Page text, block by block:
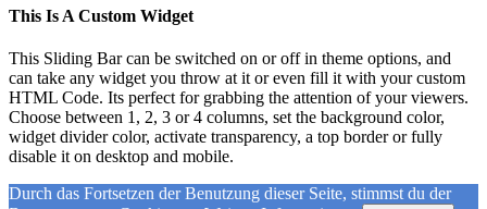
This Is A Custom Widget
This Sliding Bar can be switched on or off in theme options, and
can take any widget you throw at it or even fill it with your custom
HTML Code. Its perfect for grabbing the attention of your viewers.
Choose between 1, 2, 3 or 4 columns, set the background color,
widget divider color, activate transparency, a top border or fully
disable it on desktop and mobile.
Durch das Fortsetzen der Benutzung dieser Seite, stimmst du der